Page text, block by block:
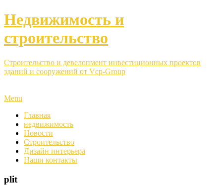
Недвижимость и
строительство
Строительство и девелопмент инвестиционных проектов
зданий и сооружений от Vcp-Group
Menu
Главная
недвижимость
Новости
Строительство
Дизайн интерьера
Наши контакты
plit